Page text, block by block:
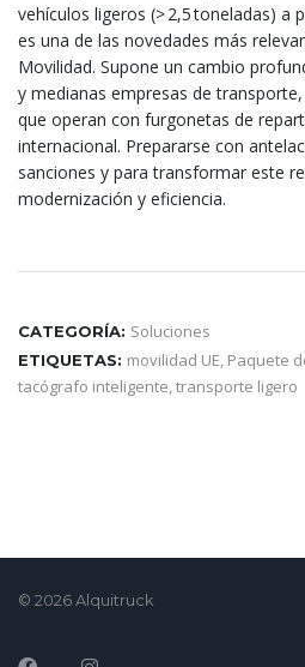
vehículos ligeros (> 2,5 toneladas) a
es una de las novedades más
Movilidad. Supone un cambio
y medianas empresas de
que operan con furgonetas de
internacional. Prepararse con
sanciones y para transformar este
modernización y eficiencia.
CATEGORÍA: Soluciones
ETIQUETAS: movilidad UE, Paquete
tacógrafo inteligente,transporte ligero
© 2026 Alquitruck